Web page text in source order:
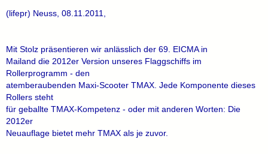
(lifepr) Neuss, 08.11.2011,
Mit Stolz präsentieren wir anlässlich der 69. EICMA in
Mailand die 2012er Version unseres Flaggschiffs im
Rollerprogramm - den
atemberaubenden Maxi-Scooter TMAX. Jede Komponente dieses
Rollers steht
für geballte TMAX-Kompetenz - oder mit anderen Worten: Die
2012er
Neuauflage bietet mehr TMAX als je zuvor.